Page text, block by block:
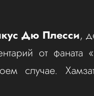
Дю Плесси,
от
случае.